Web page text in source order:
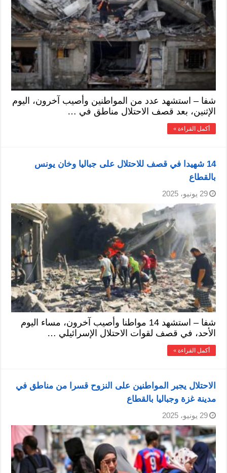
شفا – استشهد عدد من المواطنين وأصيب آخرون، اليوم
الإثنين، بعد قصف الاحتلال مناطق في …
أكمل القراءة »
14 شهيدا في قصف للاحتلال على جباليا وخان يونس
بالقطاع
29 يونيو، 2025
شفا – استشهد 14 مواطنا وأصيب آخرون، مساء اليوم
الأحد، في قصف لقوات الاحتلال الإسرائيلي …
أكمل القراءة »
الاحتلال يجبر المواطنين على النزوح قسرا من مناطق في
مدينة غزة وجباليا بالقطاع
29 يونيو، 2025